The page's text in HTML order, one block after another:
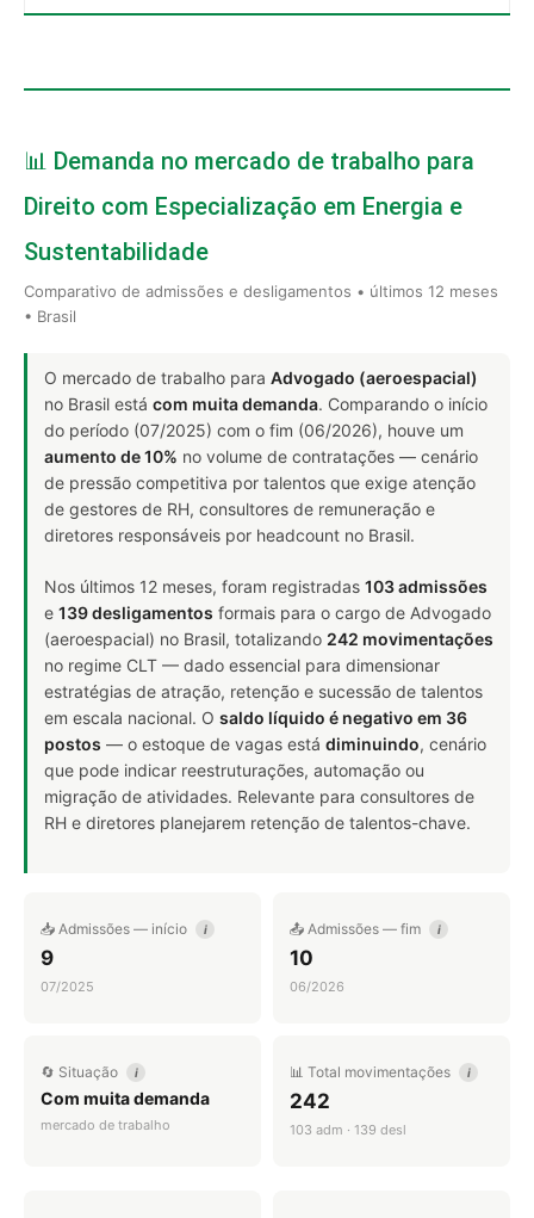
📊 Demanda no mercado de trabalho para
Direito com Especialização em Energia e
Sustentabilidade
Comparativo de admissões e desligamentos • últimos 12 meses
• Brasil
O mercado de trabalho para Advogado (aeroespacial)
no Brasil está com muita demanda. Comparando o início
do período (07/2025) com o fim (06/2026), houve um
aumento de 10% no volume de contratações — cenário
de pressão competitiva por talentos que exige atenção
de gestores de RH, consultores de remuneração e
diretores responsáveis por headcount no Brasil.
Nos últimos 12 meses, foram registradas 103 admissões
e 139 desligamentos formais para o cargo de Advogado
(aeroespacial) no Brasil, totalizando 242 movimentações
no regime CLT — dado essencial para dimensionar
estratégias de atração, retenção e sucessão de talentos
em escala nacional. O saldo líquido é negativo em 36
postos — o estoque de vagas está diminuindo, cenário
que pode indicar reestruturações, automação ou
migração de atividades. Relevante para consultores de
RH e diretores planejarem retenção de talentos-chave.
📥 Admissões — início i
9
07/2025
📤 Admissões — fim i
10
06/2026
🔄 Situação i
Com muita demanda
mercado de trabalho
📊 Total movimentações i
242
103 adm · 139 desl